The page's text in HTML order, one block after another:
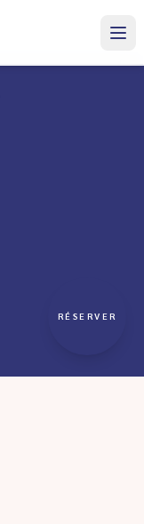
RÉSERVER